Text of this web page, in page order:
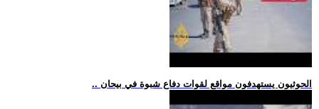
.. الحوثيون يستهدفون مواقع لقوات دفاع شبوة في بيحان